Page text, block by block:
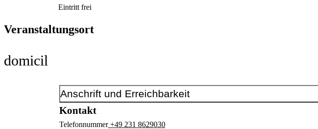
Eintritt frei
Veranstaltungsort
domicil
Anschrift und Erreichbarkeit
Kontakt
Telefonnummer+49 231 8629030